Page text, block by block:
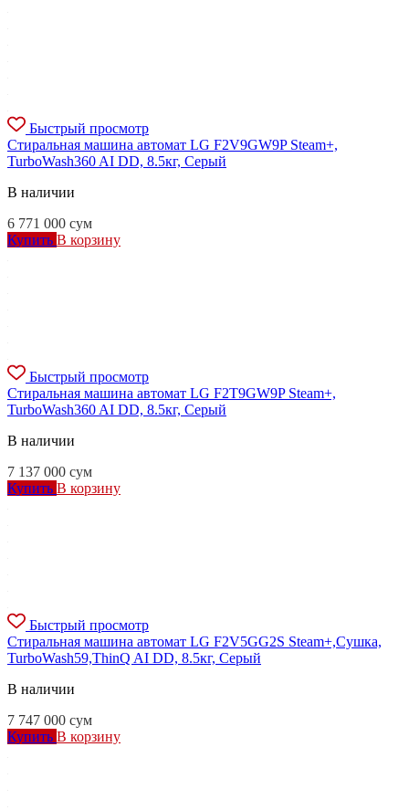
Быстрый просмотр
Стиральная машина автомат LG F2V9GW9P Steam+,
TurboWash360 AI DD, 8.5кг, Серый
В наличии
6 771 000 сум
Купить В корзину
Быстрый просмотр
Стиральная машина автомат LG F2T9GW9P Steam+,
TurboWash360 AI DD, 8.5кг, Серый
В наличии
7 137 000 сум
Купить В корзину
Быстрый просмотр
Стиральная машина автомат LG F2V5GG2S Steam+,Сушка,
TurboWash59,ThinQ AI DD, 8.5кг, Серый
В наличии
7 747 000 сум
Купить В корзину